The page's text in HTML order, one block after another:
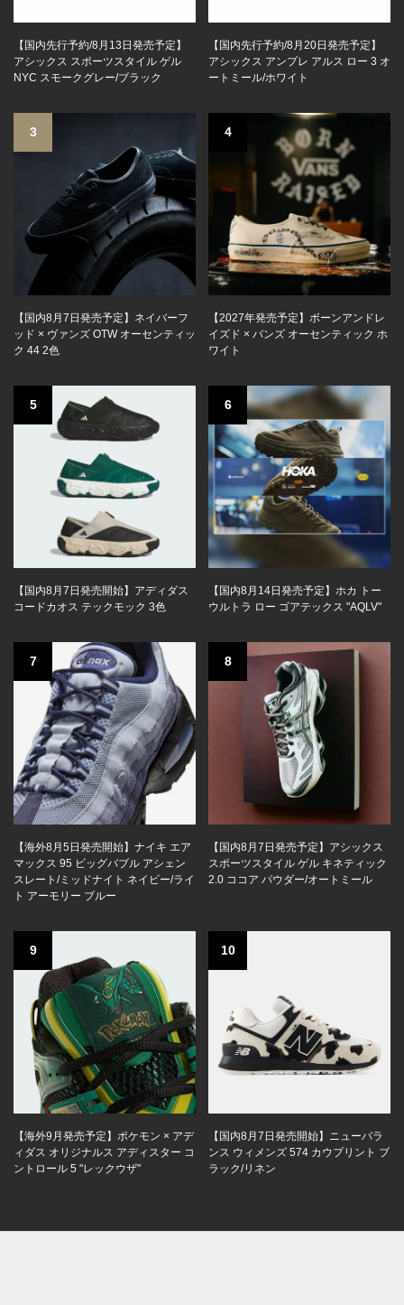
【国内先行予約/8月13日発売予定】
アシックス スポーツスタイル ゲル
NYC スモークグレー/ブラック
【国内先行予約/8月20日発売予定】
アシックス アンプレ アルス ロー 3 オ
ートミール/ホワイト
3
【国内8月7日発売予定】ネイバーフ
ッド × ヴァンズ OTW オーセンティッ
ク 44 2色
4
【2027年発売予定】ボーンアンドレ
イズド × バンズ オーセンティック ホ
ワイト
5
【国内8月7日発売開始】アディダス
コードカオス テックモック 3色
6
【国内8月14日発売予定】ホカ トー
ウルトラ ロー ゴアテックス "AQLV"
7
【海外8月5日発売開始】ナイキ エア
マックス 95 ビッグバブル アシェン
スレート/ミッドナイト ネイビー/ライ
ト アーモリー ブルー
8
【国内8月7日発売予定】アシックス
スポーツスタイル ゲル キネティック
2.0 ココア パウダー/オートミール
9
【海外9月発売予定】ポケモン × アデ
ィダス オリジナルス アディスター コ
ントロール 5 "レックウザ"
10
【国内8月7日発売開始】ニューバラ
ンス ウィメンズ 574 カウプリント ブ
ラック/リネン